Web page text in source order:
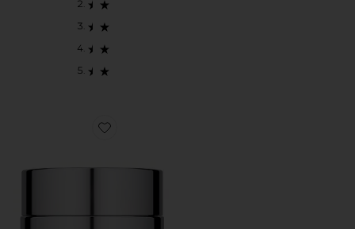
Favorite EGF Power Eye Cream